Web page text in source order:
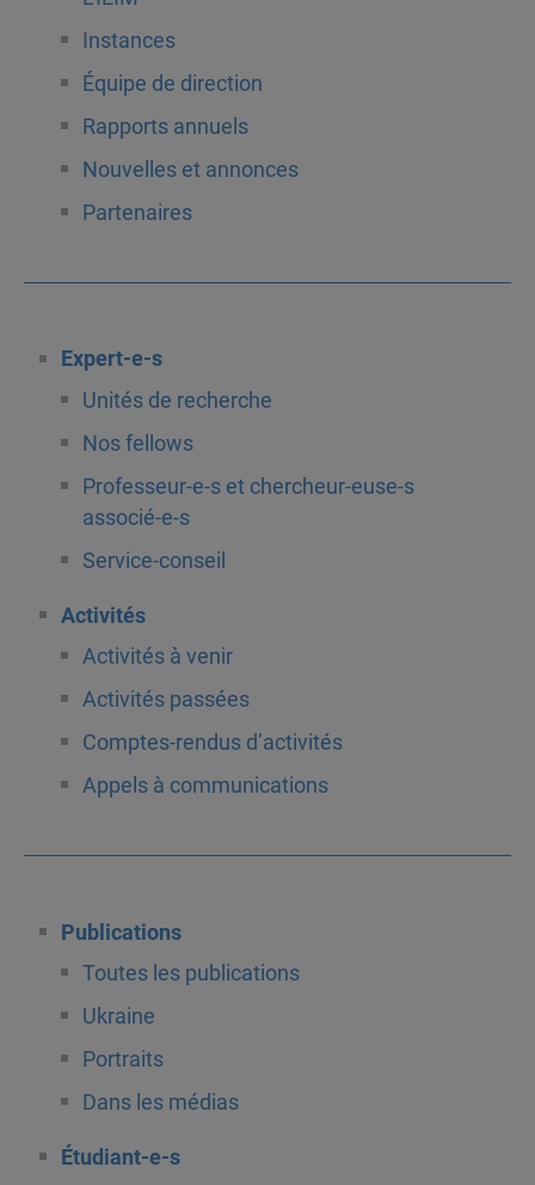
Instances
Équipe de direction
Rapports annuels
Nouvelles et annonces
Partenaires
Expert-e-s
Unités de recherche
Nos fellows
Professeur-e-s et chercheur-euse-s
associé-e-s
Service-conseil
Activités
Activités à venir
Activités passées
Comptes-rendus d’activités
Appels à communications
Publications
Toutes les publications
Ukraine
Portraits
Dans les médias
Étudiant-e-s